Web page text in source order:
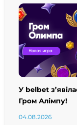
У belbet
Гром Алімпу!
04.08.2026